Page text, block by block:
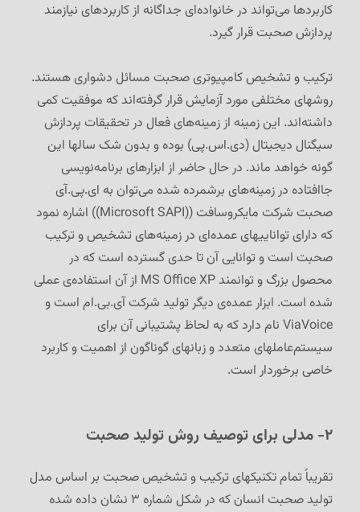
کاربردها می‌تواند در خانواده‌ای جداگانه از کاربردهای نیازمند
پردازش صحبت قرار گیرد.
ترکیب و تشخیص کامپیوتری صحبت مسائل دشواری هستند.
روشهای مختلفی مورد آزمایش قرار گرفته‌اند که موفقیت کمی
داشته‌اند. این زمینه از زمینه‌های فعال در تحقیقات پردازش
سیگنال دیجیتال (دی.اس.پی) بوده و بدون شک سالها این
گونه خواهد ماند. در حال حاضر از ابزارهای برنامه‌نویسی
جاافتاده در زمینه‌های برشمرده شده می‌توان به ای.پی.آی
صحبت شرکت مایکروسافت ((Microsoft SAPI)) اشاره نمود
که دارای تواناییهای عمده‌ای در زمینه‌های تشخیص و ترکیب
صحبت است و توانایی آن تا حدی گسترده است که در
محصول بزرگ و توانمند MS Office XP از آن استفاده‌ی عملی
شده است. ابزار عمده‌ی دیگر تولید شرکت آی.بی.ام است و
ViaVoice نام دارد که به لحاظ پشتیبانی آن برای
سیستم‌عاملهای متعدد و زبانهای گوناگون از اهمیت و کاربرد
خاصی برخوردار است.
۲- مدلی برای توصیف روش تولید صحبت
تقریباً تمام تکنیکهای ترکیب و تشخیص صحبت بر اساس مدل
تولید صحبت انسان که در شکل شماره ۳ نشان داده شده